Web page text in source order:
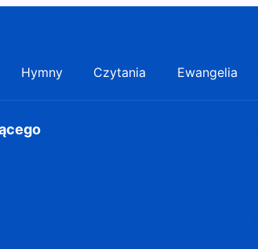
Hymny Czytania Ewangelia